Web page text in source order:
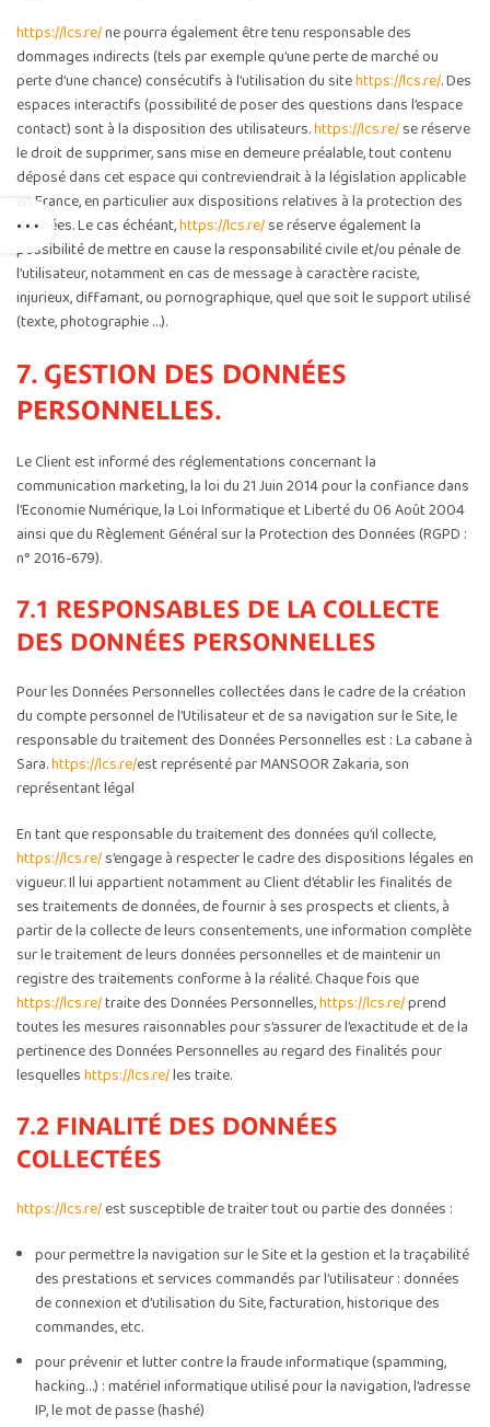
https://lcs.re/ne pourra également être tenu responsable des
dommages indirects (tels par exemple qu’une perte de marché ou
perte d’une chance) consécutifs à l’utilisation du sitehttps://lcs.re/. Des
espaces interactifs (possibilité de poser des questions dans l’espace
contact) sont à la disposition des utilisateurs.https://lcs.re/se réserve
le droit de supprimer, sans mise en demeure préalable, tout contenu
déposé dans cet espace qui contreviendrait à la législation applicable
en France, en particulier aux dispositions relatives à la protection des
données. Le cas échéant,https://lcs.re/se réserve également la
possibilité de mettre en cause la responsabilité civile et/ou pénale de
l’utilisateur, notamment en cas de message à caractère raciste,
injurieux, diffamant, ou pornographique, quel que soit le support utilisé
(texte, photographie …).
7. GESTION DES DONNÉES
PERSONNELLES.
Le Client est informé des réglementations concernant la
communication marketing, la loi du 21 Juin 2014 pour la confiance dans
l’Economie Numérique, la Loi Informatique et Liberté du 06 Août 2004
ainsi que du Règlement Général sur la Protection des Données (RGPD :
n° 2016-679).
7.1 RESPONSABLES DE LA COLLECTE
DES DONNÉES PERSONNELLES
Pour les Données Personnelles collectées dans le cadre de la création
du compte personnel de l’Utilisateur et de sa navigation sur le Site, le
responsable du traitement des Données Personnelles est : La cabane à
Sara.https://lcs.re/est représenté par MANSOOR Zakaria, son
représentant légal
En tant que responsable du traitement des données qu’il collecte,
https://lcs.re/s’engage à respecter le cadre des dispositions légales en
vigueur. Il lui appartient notamment au Client d’établir les finalités de
ses traitements de données, de fournir à ses prospects et clients, à
partir de la collecte de leurs consentements, une information complète
sur le traitement de leurs données personnelles et de maintenir un
registre des traitements conforme à la réalité. Chaque fois que
https://lcs.re/traite des Données Personnelles,https://lcs.re/prend
toutes les mesures raisonnables pour s’assurer de l’exactitude et de la
pertinence des Données Personnelles au regard des finalités pour
lesquelleshttps://lcs.re/les traite.
7.2 FINALITÉ DES DONNÉES
COLLECTÉES
https://lcs.re/est susceptible de traiter tout ou partie des données :
pour permettre la navigation sur le Site et la gestion et la traçabilité
des prestations et services commandés par l’utilisateur : données
de connexion et d’utilisation du Site, facturation, historique des
commandes, etc.
pour prévenir et lutter contre la fraude informatique (spamming,
hacking…) : matériel informatique utilisé pour la navigation, l’adresse
IP, le mot de passe (hashé)